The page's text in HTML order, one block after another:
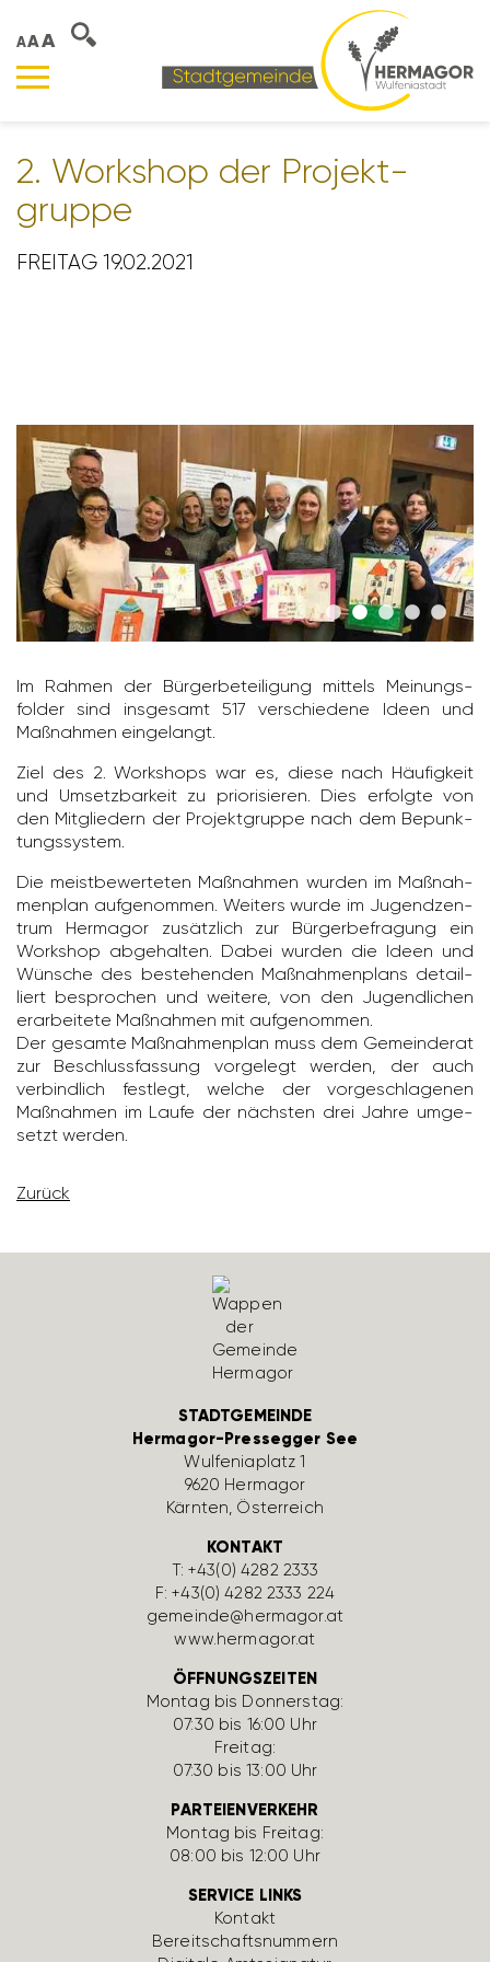
AAA
2. Work­shop der Projekt­
gruppe
FREITAG 19.02.2021
Im Rahmen der Bürger­be­tei­li­gung mittels Meinungs­
folder sind insge­samt 517 verschie­dene Ideen und
Maßnahmen einge­langt.
Ziel des 2. Work­shops war es, diese nach Häufig­keit
und Umsetz­bar­keit zu prio­ri­sieren. Dies erfolgte von
den Mitglie­dern der Projekt­gruppe nach dem Bepunk­
tungs­system.
Die meist­be­wer­teten Maßnahmen wurden im Maßnah­
men­plan aufge­nommen. Weiters wurde im Jugend­zen­
trum Hermagor zusätz­lich zur Bürger­be­fra­gung ein
Work­shop abge­halten. Dabei wurden die Ideen und
Wünsche des beste­henden Maßnah­men­plans detail­
liert bespro­chen und weitere, von den Jugend­li­chen
erar­bei­tete Maßnahmen mit aufge­nommen.
Der gesamte Maßnah­men­plan muss dem Gemein­derat
zur Beschluss­fas­sung vorge­legt werden, der auch
verbind­lich fest­legt, welche der vorge­schla­genen
Maßnahmen im Laufe der nächsten drei Jahre umge­
setzt werden.
Zurück
STADTGEMEINDE
Hermagor-Pressegger See
Wulfe­nia­platz 1
9620 Hermagor
Kärnten, Öster­reich
KONTAKT
T:+43(0) 4282 2333
F: +43(0) 4282 2333 224
gemeinde@hermagor.at
www.hermagor.at
ÖFFNUNGSZEITEN
Montag bis Donnerstag:
07:30 bis 16:00 Uhr
Freitag:
07:30 bis 13:00 Uhr
PARTEIENVERKEHR
Montag bis Freitag:
08:00 bis 12:00 Uhr
SERVICE LINKS
Kontakt
Bereit­schafts­num­mern